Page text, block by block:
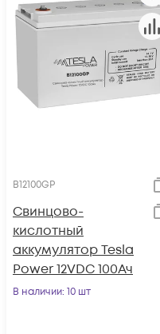
B12100GP
Свинцово-
кислотный
аккумулятор Tesla
Power 12VDC 100Ач
В наличии: 10 шт